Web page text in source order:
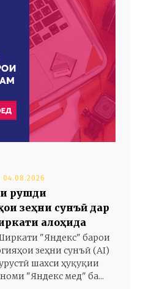
04.08.2026
рушди
зеҳни сунъӣ дар
алоҳида
"Яндекс" барои
зеҳни сунъӣ (AI)
шахси ҳуқуқии
"Яндекс мед" ба...